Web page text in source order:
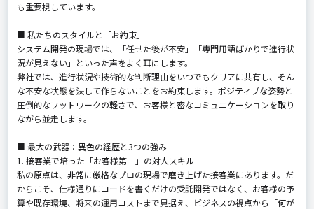
も重要視しています。
■ 私たちのスタイルと「お約束」
システム開発の現場では、「任せた後が不安」「専門用語ばかりで進行状
況が見えない」といった声をよく耳にします。
弊社では、進行状況や技術的な判断理由をいつでもクリアに共有し、そん
な不安な状態を決して作らないことをお約束します。ポジティブな姿勢と
圧倒的なフットワークの軽さで、お客様と密なコミュニケーションを取り
ながら並走します。
■ 最大の武器：異色の経歴と3つの強み
1. 接客業で培った「お客様第一」の対人スキル
私の原点は、非常に厳格なプロの現場で磨き上げた接客業にあります。だ
からこそ、仕様通りにコードを書くだけの受託開発ではなく、お客様の予
算や既存環境、将来の運用コストまで見据え、ビジネスの視点から「何が